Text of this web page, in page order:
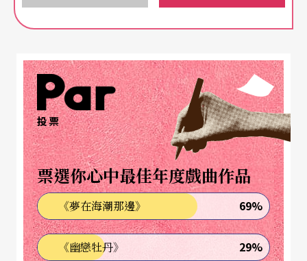
曲顯得亮麗，鋼琴的音色（由筆者的座位）相當
般演奏者會採取的方式──表現較多繁複内聲部與
較內斂的音色。
先讓我們假設，大多數的人希望說話得體，充分表
達自己的想法，我們會適切地選用對方能懂得的詞
彙，或是在溝通上採取「希望別人能聽懂」的方
向。當演奏家在舞台上演奏，聽者在現場音樂會所
獲得的，就是經由這一段演奏的時間加總所得的結
果；換句話說，若一位聽者的立場是全然客觀的，
投票
票選你心中最佳年度戲曲作品
《夢在海潮那邊》 69%
《幽戀牡丹》 29%